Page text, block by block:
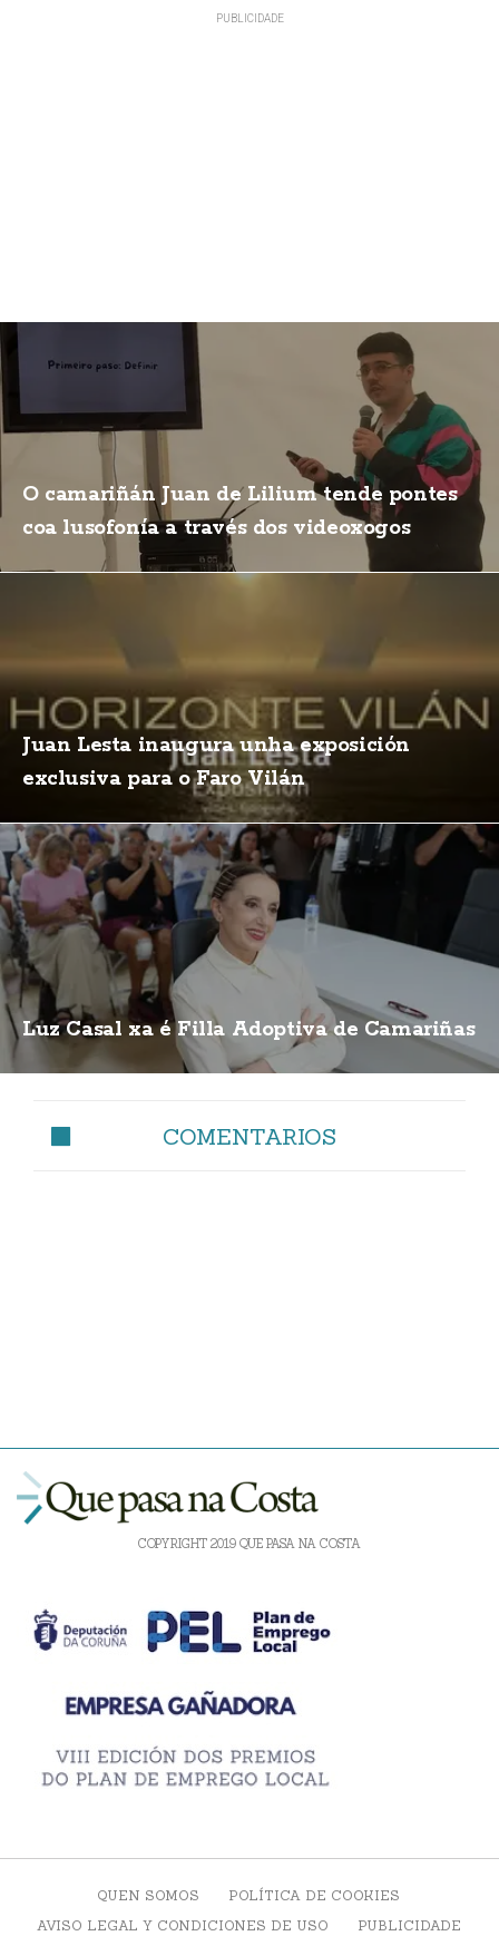
O camariñán Juan de Lilium tende pontes
coa lusofonía a través dos videoxogos
Juan Lesta inaugura unha exposición
exclusiva para o Faro Vilán
Luz Casal xa é Filla Adoptiva de Camariñas
COMENTARIOS
COPYRIGHT 2019 QUE PASA NA COSTA
QUEN SOMOS
POLÍTICA DE COOKIES
AVISO LEGAL Y CONDICIONES DE USO
PUBLICIDADE